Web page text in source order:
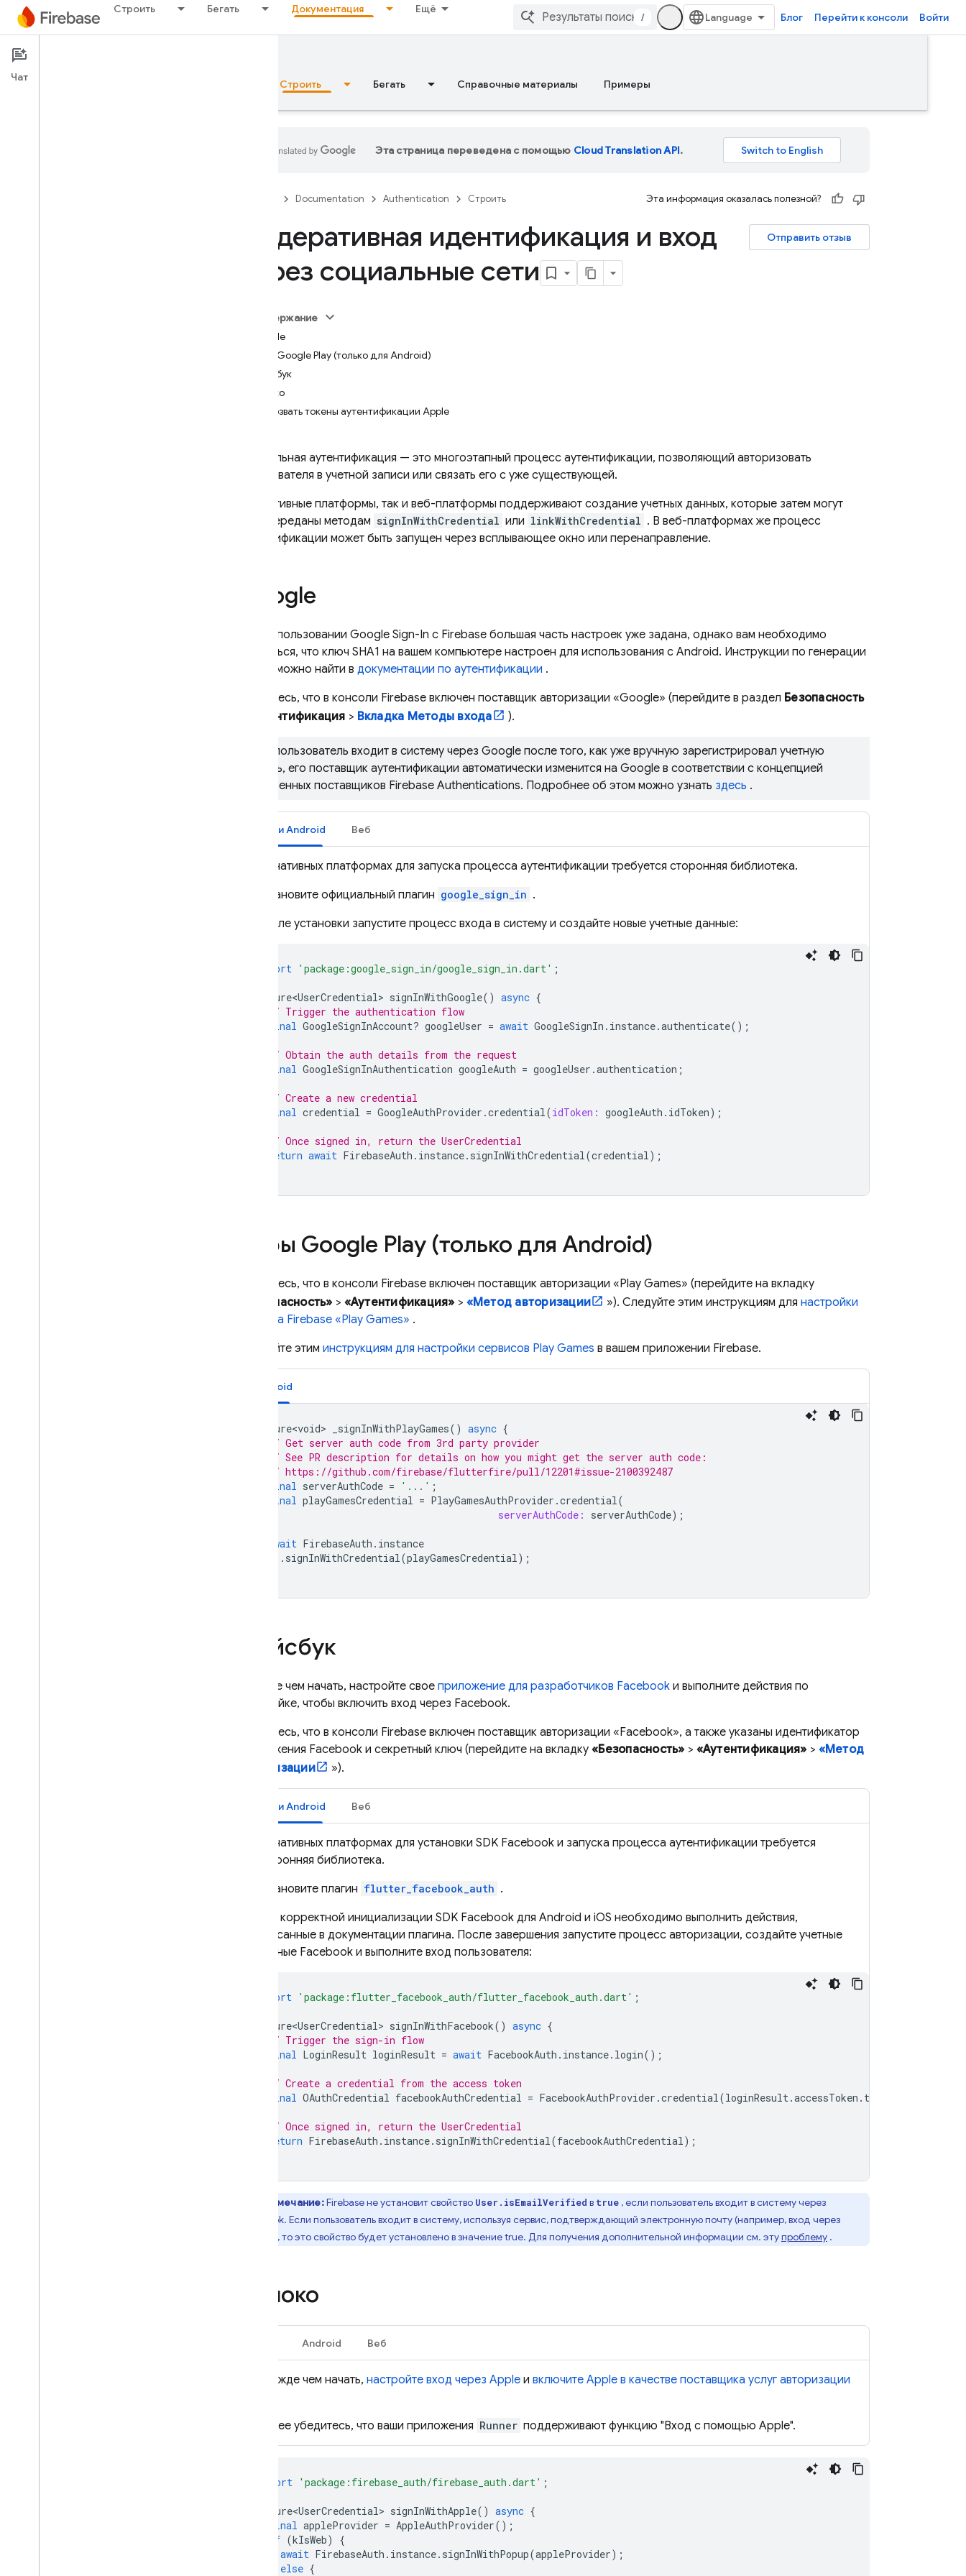
Строить Бегать Документация Ещё
/ Блог Перейти к консоли Войти
Documentation
Обзор Строить Бегать Справочные материалы Примеры
Эта страница переведена с помощью Cloud Translation API.
Documentation Authentication Строить Эта информация оказалась полезной?
Отправить отзыв
Федеративная идентификация и вход
через социальные сети
Содержание
Google
Игры Google Play (только для Android)
Фейсбук
Яблоко
Отозвать токены аутентификации Apple
Социальная аутентификация — это многоэтапный процесс аутентификации, позволяющий авторизовать
пользователя в учетной записи или связать его с уже существующей.
Как нативные платформы, так и веб-платформы поддерживают создание учетных данных, которые затем могут
быть переданы методам signInWithCredential или linkWithCredential . В веб-платформах же процесс
аутентификации может быть запущен через всплывающее окно или перенаправление.
Google
При использовании Google Sign-In с Firebase большая часть настроек уже задана, однако вам необходимо
убедиться, что ключ SHA1 на вашем компьютере настроен для использования с Android. Инструкции по генерации
ключа можно найти в документации по аутентификации .
Убедитесь, что в консоли Firebase включен поставщик авторизации «Google» (перейдите в раздел Безопасность
Аутентификация > Вкладка Методы входа ).
Если пользователь входит в систему через Google после того, как уже вручную зарегистрировал учетную
запись, его поставщик аутентификации автоматически изменится на Google в соответствии с концепцией
доверенных поставщиков Firebase Authentications. Подробнее об этом можно узнать здесь .
iOS+ и Android Веб
На нативных платформах для запуска процесса аутентификации требуется сторонняя библиотека.
Установите официальный плагин google_sign_in .
После установки запустите процесс входа в систему и создайте новые учетные данные:
import 'package:google_sign_in/google_sign_in.dart' ;
Future<UserCredential> signInWithGoogle() async {
// Trigger the authentication flow
final GoogleSignInAccount? googleUser = await GoogleSignIn . instance.authenticate();
// Obtain the auth details from the request
final GoogleSignInAuthentication googleAuth = googleUser .authentication ;
// Create a new credential
final credential = GoogleAuthProvider .credential(idToken: googleAuth . idToken);
// Once signed in, return the UserCredential
return await FirebaseAuth . instance. signInWithCredential(credential);
Игры Google Play (только для Android)
Убедитесь, что в консоли Firebase включен поставщик авторизации «Play Games» (перейдите на вкладку
«Безопасность» > «Аутентификация» > «Метод авторизации »). Следуйте этим инструкциям для настройки
проекта Firebase «Play Games» .
Следуйте этим инструкциям для настройки сервисов Play Games в вашем приложении Firebase.
Android
Future<void> _signInWithPlayGames() async {
// Get server auth code from 3rd party provider
// See PR description for details on how you might get the server auth code:
// https://github.com/firebase/flutterfire/pull/12201#issue-2100392487
final serverAuthCode = '...' ;
final playGamesCredential = PlayGamesAuthProvider .credential(
serverAuthCode:
serverAuthCode);
await FirebaseAuth . instance
. signInWithCredential(playGamesCredential);
Фейсбук
Прежде чем начать, настройте свое приложение для разработчиков Facebook и выполните действия по
настройке, чтобы включить вход через Facebook.
Убедитесь, что в консоли Firebase включен поставщик авторизации «Facebook», а также указаны идентификатор
приложения Facebook и секретный ключ (перейдите на вкладку «Безопасность» > «Аутентификация» > «Метод
авторизации
»).
iOS+ и Android Веб
На нативных платформах для установки SDK Facebook и запуска процесса аутентификации требуется
сторонняя библиотека.
Установите плагин flutter_facebook_auth .
Для корректной инициализации SDK Facebook для Android и iOS необходимо выполнить действия,
описанные в документации плагина. После завершения запустите процесс авторизации, создайте учетные
данные Facebook и выполните вход пользователя:
import 'package:flutter_facebook_auth/flutter_facebook_auth.dart' ;
Future<UserCredential> signInWithFacebook() async {
// Trigger the sign-in flow
final LoginResult loginResult = await FacebookAuth . instance. login();
// Create a credential from the access token
final OAuthCredential facebookAuthCredential = FacebookAuthProvider .credential(loginResult.accessToken . token
// Once signed in, return the UserCredential
return FirebaseAuth . instance. signInWithCredential(facebookAuthCredential);
Примечание:Firebase не установит свойство User.isEmailVerified в true, если пользователь входит в систему через
Facebook. Если пользователь входит в систему, используя сервис, подтверждающий электронную почту (например, вход через
Google), то это свойство будет установлено в значение true. Для получения дополнительной информации см. этупроблему .
Яблоко
Android Веб
Прежде чем начать, настройте вход через Apple и включите Apple в качестве поставщика услуг авторизации
Далее убедитесь, что ваши приложения Runner поддерживают функцию "Вход с помощью Apple".
import 'package:firebase_auth/firebase_auth.dart' ;
Future<UserCredential> signInWithApple() async {
final appleProvider = AppleAuthProvider();
if (kIsWeb)
{
await FirebaseAuth . instance. signInWithPopup(appleProvider);
else {
Чат